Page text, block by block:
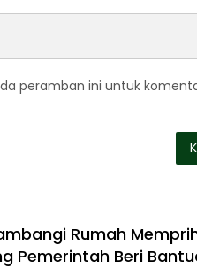
peramban ini untuk
Rumah
Pemerintah Beri